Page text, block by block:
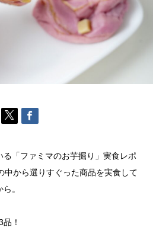
「ファミマのお芋掘り」実食レポ
中から選りすぐった商品を実食して
ら。
！